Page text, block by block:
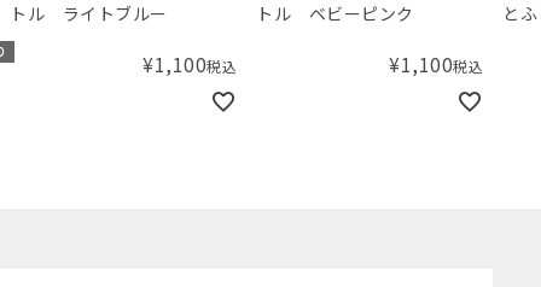
トル ライトブルー
¥1,100税込
トル ベビーピンク
¥1,100税込
と